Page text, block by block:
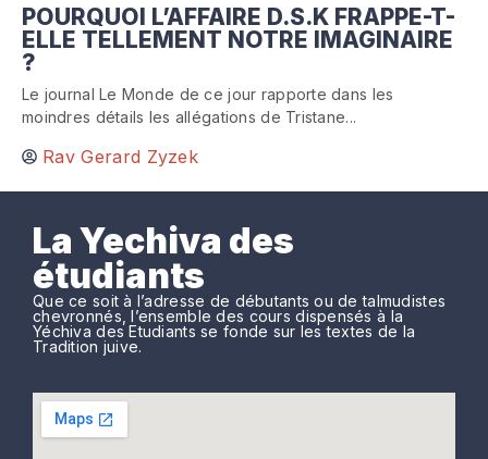
POURQUOI L’AFFAIRE D.S.K FRAPPE-T-
ELLE TELLEMENT NOTRE IMAGINAIRE
?
Le journal Le Monde de ce jour rapporte dans les
moindres détails les allégations de Tristane...
Rav Gerard Zyzek
La Yechiva des
étudiants
Que ce soit à l’adresse de débutants ou de talmudistes
chevronnés, l’ensemble des cours dispensés à la
Yéchiva des Etudiants se fonde sur les textes de la
Tradition juive.